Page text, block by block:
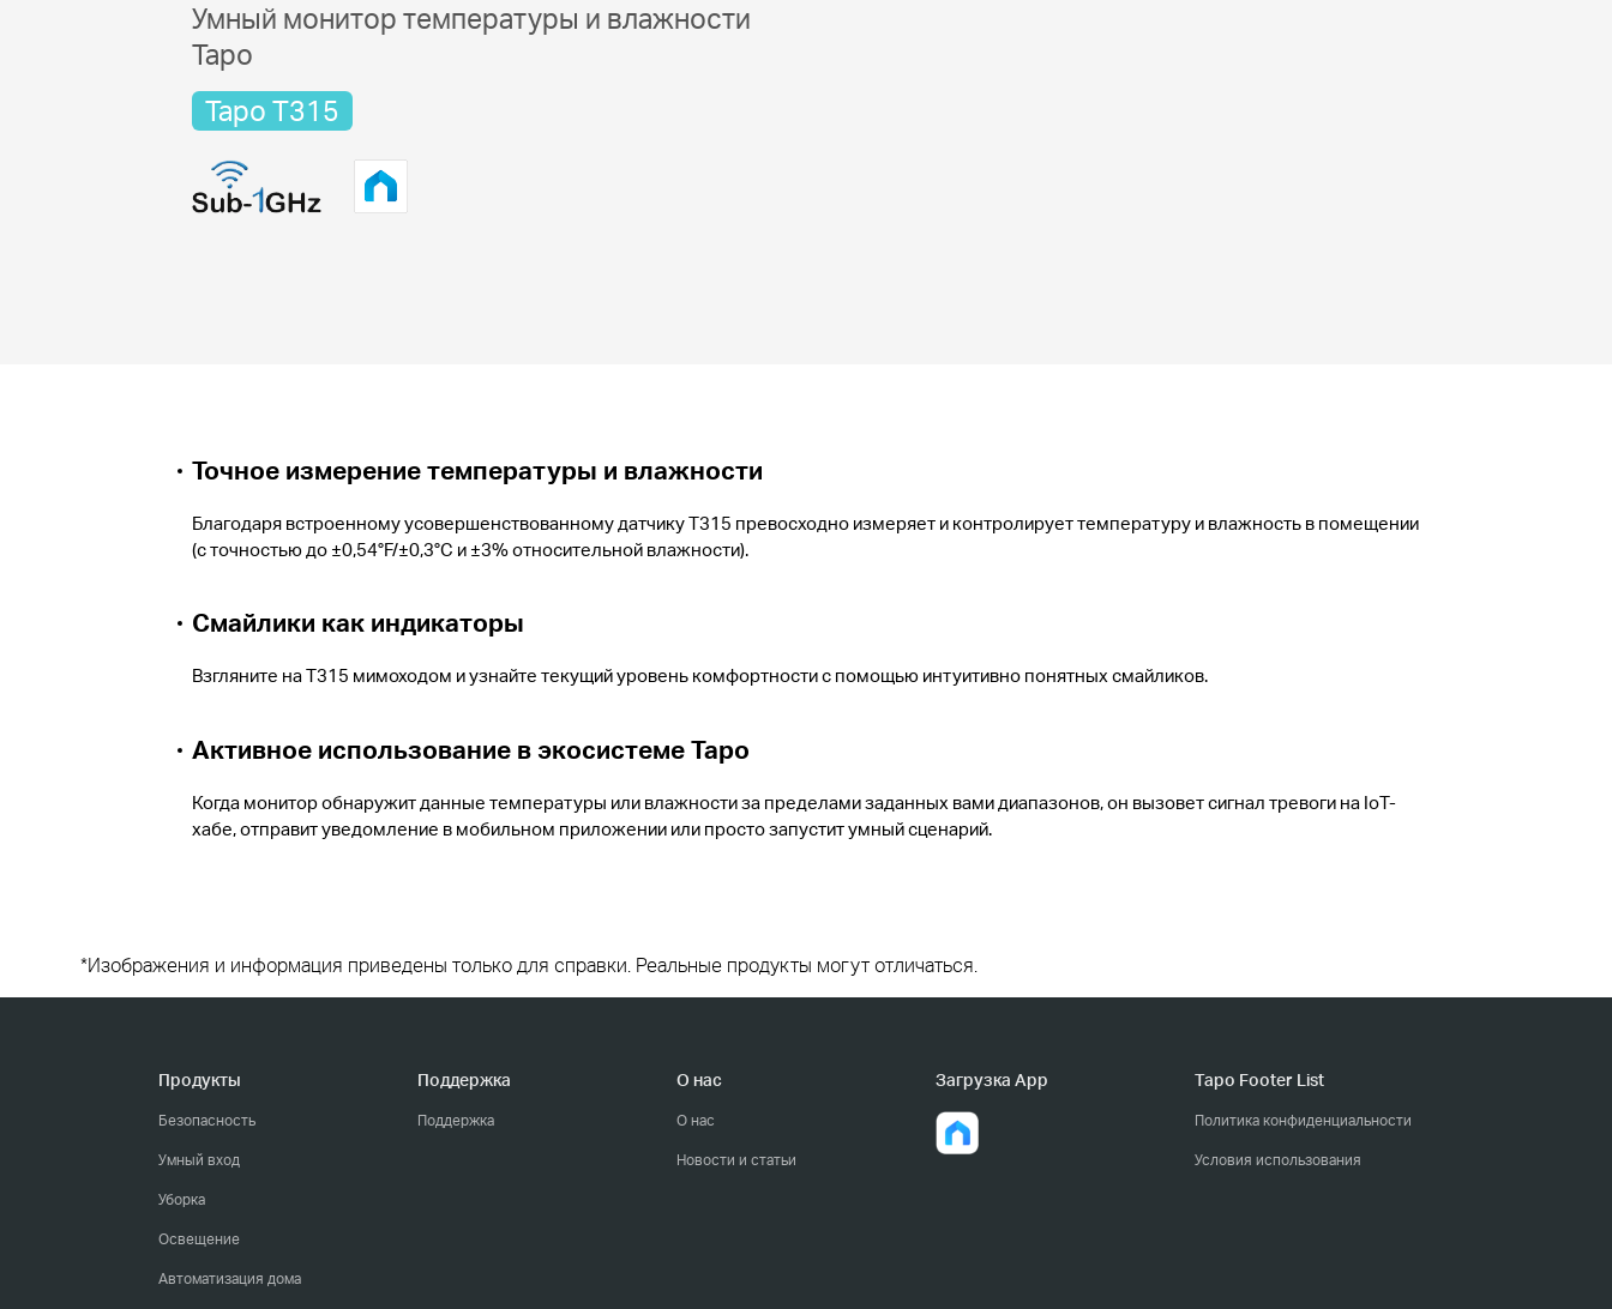
Умный монитор температуры и влажности
Tapo
Tapo T315
Точное измерение температуры и влажности
Благодаря встроенному усовершенствованному датчику T315 превосходно измеряет и контролирует температуру и влажность в помещении
(с точностью до ±0,54°F/±0,3°C и ±3% относительной влажности).
Смайлики как индикаторы
Взгляните на T315 мимоходом и узнайте текущий уровень комфортности с помощью интуитивно понятных смайликов.
Активное использование в экосистеме Tapo
Когда монитор обнаружит данные температуры или влажности за пределами заданных вами диапазонов, он вызовет сигнал тревоги на IoT-
хабе, отправит уведомление в мобильном приложении или просто запустит умный сценарий.
*Изображения и информация приведены только для справки. Реальные продукты могут отличаться.
Продукты
Безопасность
Умный вход
Уборка
Освещение
Автоматизация дома
Поддержка
Поддержка
О нас
О нас
Новости и статьи
Загрузка App Tapo Footer List
Политика конфиденциальности
Условия использования